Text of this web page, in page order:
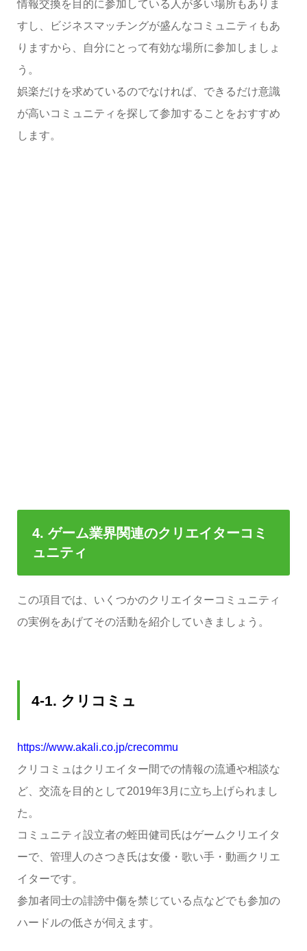
情報交換を目的に参加している人が多い場所もありま
すし、ビジネスマッチングが盛んなコミュニティもあ
りますから、自分にとって有効な場所に参加しましょ
う。
娯楽だけを求めているのでなければ、できるだけ意識
が高いコミュニティを探して参加することをおすすめ
します。
4. ゲーム業界関連のクリエイターコミ
ュニティ
この項目では、いくつかのクリエイターコミュニティ
の実例をあげてその活動を紹介していきましょう。
4-1. クリコミュ
https://www.akali.co.jp/crecommu
クリコミュはクリエイター間での情報の流通や相談な
ど、交流を目的として2019年3月に立ち上げられまし
た。
コミュニティ設立者の蛭田健司氏はゲームクリエイタ
ーで、管理人のさつき氏は女優・歌い手・動画クリエ
イターです。
参加者同士の誹謗中傷を禁じている点などでも参加の
ハードルの低さが伺えます。